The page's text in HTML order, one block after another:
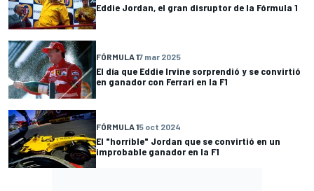
Eddie Jordan, el gran disruptor de la Fórmula 1
FÓRMULA 17 mar 2025
El día que Eddie Irvine sorprendió y se convirtió
en ganador con Ferrari en la F1
FÓRMULA 15 oct 2024
El "horrible" Jordan que se convirtió en un
improbable ganador en la F1